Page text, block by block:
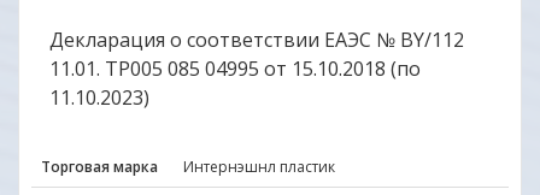
Декларация о соответствии ЕАЭС № BY/112
11.01. TP005 085 04995 от 15.10.2018 (по
11.10.2023)
Торговая марка
Интернэшнл пластик